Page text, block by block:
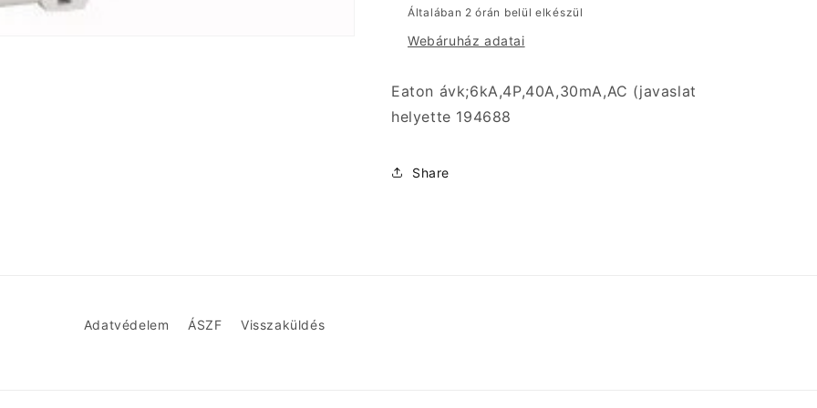
Általában 2 órán belül elkészül
Webáruház adatai
Eaton ávk;6kA,4P,40A,30mA,AC (javaslat
helyette 194688
Share
Adatvédelem ÁSZF Visszaküldés